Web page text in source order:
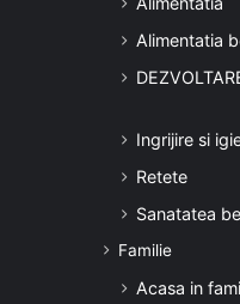
Alimentatia
Ingrijire si
Retete
Sanatatea
Familie
Acasa in